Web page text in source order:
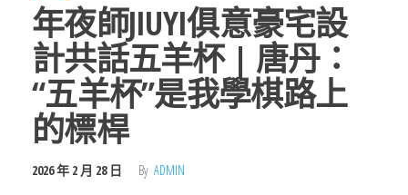
年夜師JIUYI俱意豪宅設
計共話五羊杯 | 唐丹：
“五羊杯”是我學棋路上
的標桿
2026 年 2 月 28 日 By ADMIN